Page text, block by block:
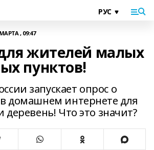
, 09:47
жителей малых
пунктов!
запускает опрос о
домашнем интернете для
деревень! Что это значит?